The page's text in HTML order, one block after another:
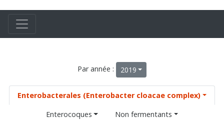
Par année : 2019
Enterobacterales (Enterobacter cloacae complex)
Enterocoques
Non fermentants